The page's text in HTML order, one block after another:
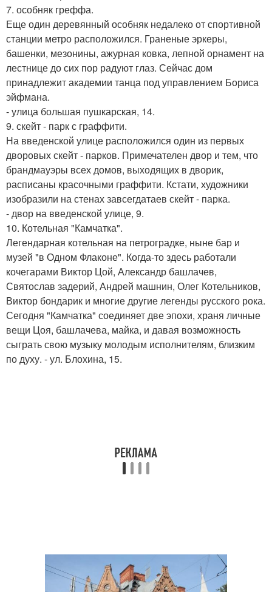
7. особняк греффа.
Еще один деревянный особняк недалеко от спортивной
станции метро расположился. Граненые эркеры,
башенки, мезонины, ажурная ковка, лепной орнамент на
лестнице до сих пор радуют глаз. Сейчас дом
принадлежит академии танца под управлением Бориса
эйфмана.
- улица большая пушкарская, 14.
9. скейт - парк с граффити.
На введенской улице расположился один из первых
дворовых скейт - парков. Примечателен двор и тем, что
брандмауэры всех домов, выходящих в дворик,
расписаны красочными граффити. Кстати, художники
изобразили на стенах завсегдатаев скейт - парка.
- двор на введенской улице, 9.
10. Котельная "Камчатка".
Легендарная котельная на петроградке, ныне бар и
музей "в Одном Флаконе". Когда-то здесь работали
кочегарами Виктор Цой, Александр башлачев,
Святослав задерий, Андрей машнин, Олег Котельников,
Виктор бондарик и многие другие легенды русского рока.
Сегодня "Камчатка" соединяет две эпохи, храня личные
вещи Цоя, башлачева, майка, и давая возможность
сыграть свою музыку молодым исполнителям, близким
по духу. - ул. Блохина, 15.